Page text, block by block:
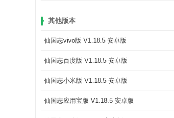
其他版本
仙国志vivo版 V1.18.5 安卓版
仙国志百度版 V1.18.5 安卓版
仙国志小米版 V1.18.5 安卓版
仙国志应用宝版 V1.18.5 安卓版